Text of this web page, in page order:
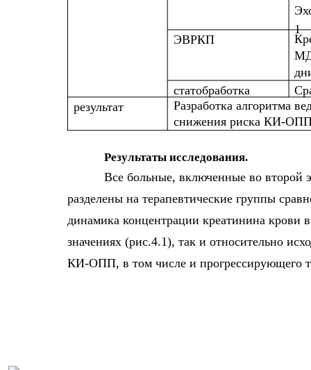
1
ЭВРКП
статобработка
результат
Разработка алгоритма
снижения риска КИ-
Результаты исследования.
Все больные, включенные во второй
разделены на терапевтические группы
динамика концентрации креатинина
значениях (рис.4.1), так и относительно
КИ-ОПП, в том числе и прогрессирующего